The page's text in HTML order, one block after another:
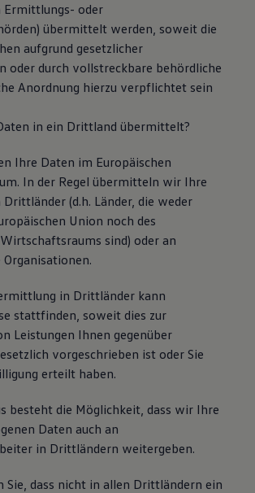
Ermittlungs- oder
übermittelt werden, soweit die
aufgrund gesetzlicher
oder durch vollstreckbare behördliche
Anordnung hierzu verpflichtet sein
in ein Drittland übermittelt?
Ihre Daten im Europäischen
In der Regel übermitteln wir Ihre
(d.h. Länder, die weder
Union noch des
sind) oder an
in Drittländer kann
stattfinden, soweit dies zur
Leistungen Ihnen gegenüber
vorgeschrieben ist oder Sie
erteilt haben.
besteht die Möglichkeit, dass wir Ihre
Daten auch an
in Drittländern weitergeben.
Sie, dass nicht in allen Drittländern ein